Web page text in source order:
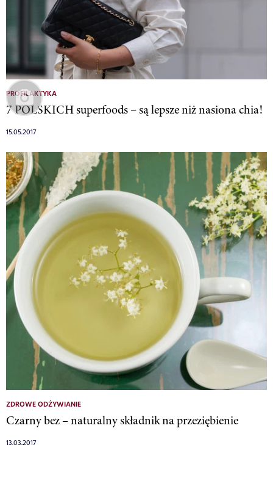
PROFILAKTYKA
7 POLSKICH superfoods – są lepsze niż nasiona chia!
15.05.2017
ZDROWE ODŻYWIANIE
Czarny bez – naturalny składnik na przeziębienie
13.03.2017